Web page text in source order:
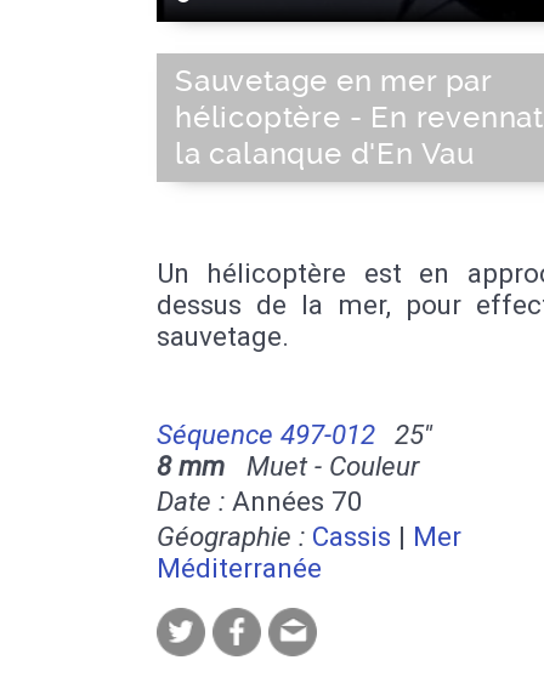
Sauvetage en mer par
hélicoptère - En
la calanque d'En Vau
Un hélicoptère est en
dessus de la mer, pour
sauvetage.
Séquence 497-012
25''
8 mm Muet - Couleur
Date : Années 70
Géographie : Cassis | Mer
Méditerranée